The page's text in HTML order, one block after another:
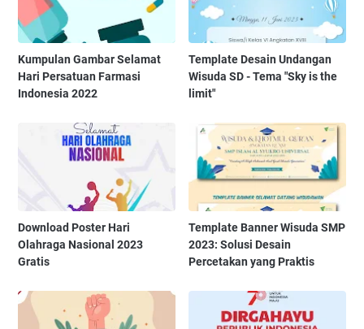
Kumpulan Gambar Selamat
Hari Persatuan Farmasi
Indonesia 2022
Template Desain Undangan
Wisuda SD - Tema "Sky is the
limit"
Download Poster Hari
Olahraga Nasional 2023
Gratis
Template Banner Wisuda SMP
2023: Solusi Desain
Percetakan yang Praktis